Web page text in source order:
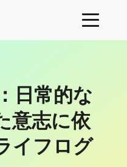
日常的な
意志に依
イフログ